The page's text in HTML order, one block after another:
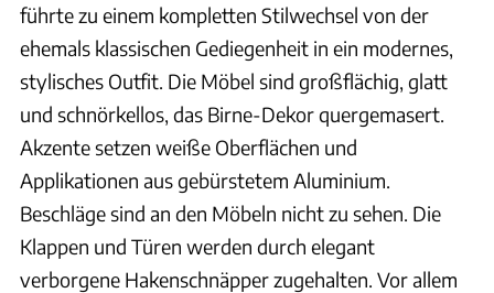
führte zu einem kompletten Stilwechsel von der
ehemals klassischen Gediegenheit in ein modernes,
stylisches Outfit. Die Möbel sind großflächig, glatt
und schnörkellos, das Birne-Dekor quergemasert.
Akzente setzen weiße Oberflächen und
Applikationen aus gebürstetem Aluminium.
Beschläge sind an den Möbeln nicht zu sehen. Die
Klappen und Türen werden durch elegant
verborgene Hakenschnäpper zugehalten. Vor allem